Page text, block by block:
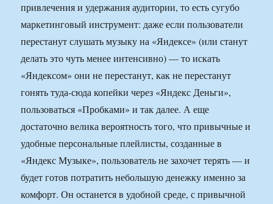
привлечения и удержания аудитории, то есть сугубо
маркетинговый инструмент: даже если пользователи
перестанут слушать музыку на «Яндексе» (или станут
делать это чуть менее интенсивно) — то искать
«Яндексом» они не перестанут, как не перестанут
гонять туда-сюда копейки через «Яндекс Деньги»,
пользоваться «Пробками» и так далее. А еще
достаточно велика вероятность того, что привычные и
удобные персональные плейлисты, созданные в
«Яндекс Музыке», пользователь не захочет терять — и
будет готов потратить небольшую денежку именно за
комфорт. Он останется в удобной среде, с привычной